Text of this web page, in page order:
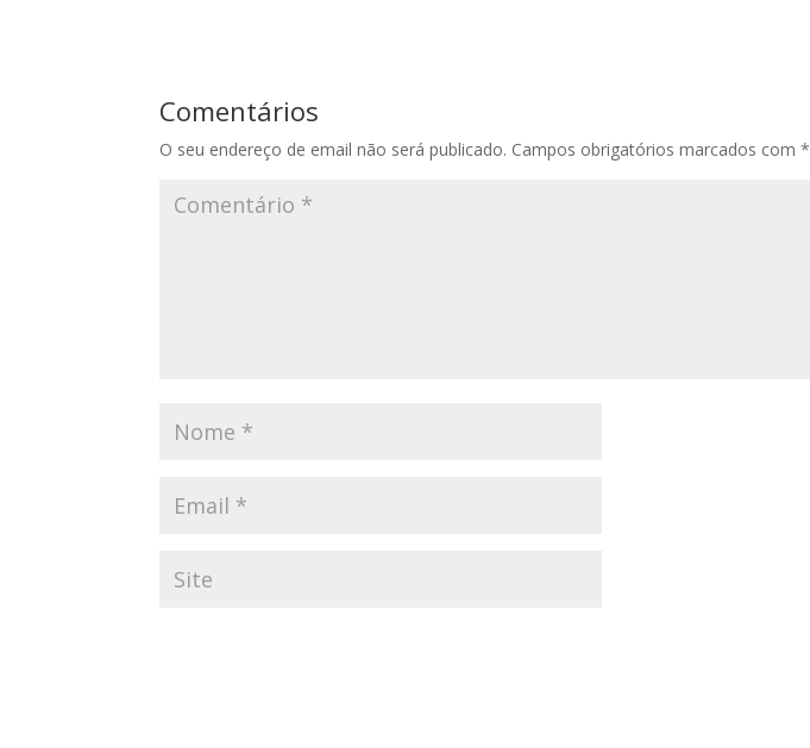
Comentários
O seu endereço de email não será publicado. Campos obrigatórios marcados com*